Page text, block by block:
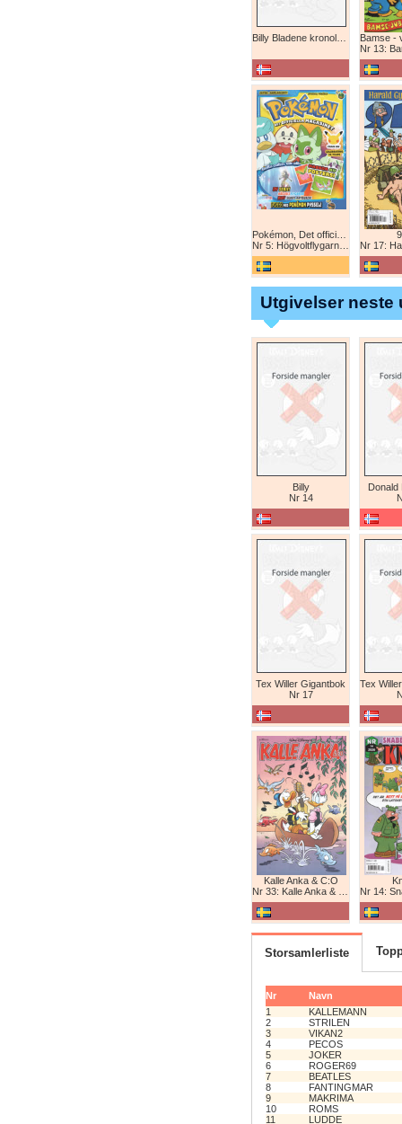
Nr 13: Bamse-
Nr 5: Högvoltflygarna mot Svart Rayquaza!
Nr 17: Harald
Utgivelser neste
Billy
Nr 14
Donald
Tex Willer Gigantbok
Nr 17
Kalle Anka & C:O
Nr 33: Kalle Anka & C:O
Nr 14:
Storsamlerliste
Nr
Navn
1
KALLEMANN
2
STRILEN
3
VIKAN2
4
PECOS
5
JOKER
6
ROGER69
7
BEATLES
8
FANTINGMAR
9
MAKRIMA
10
ROMS
11
LUDDE